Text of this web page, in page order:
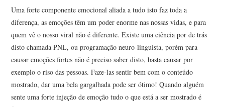
Uma forte componente emocional aliada a tudo isto faz toda a
diferença, as emoções têm um poder enorme nas nossas vidas, e para
quem vê o nosso viral não é diferente. Existe uma ciência por de trás
disto chamada PNL, ou programação neuro-linguista, porém para
causar emoções fortes não é preciso saber disto, basta causar por
exemplo o riso das pessoas. Faze-las sentir bem com o conteúdo
mostrado, dar uma bela gargalhada pode ser ótimo! Quando alguém
sente uma forte injeção de emoção tudo o que está a ser mostrado é